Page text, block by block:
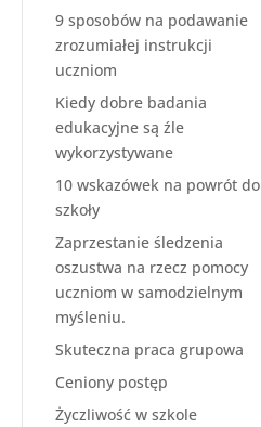
9 sposobów na podawanie
zrozumiałej instrukcji
uczniom
Kiedy dobre badania
edukacyjne są źle
wykorzystywane
10 wskazówek na powrót do
szkoły
Zaprzestanie śledzenia
oszustwa na rzecz pomocy
uczniom w samodzielnym
myśleniu.
Skuteczna praca grupowa
Ceniony postęp
Życzliwość w szkole